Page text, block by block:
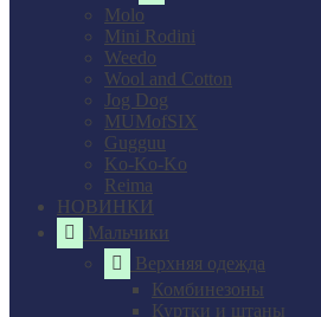
Molo
Mini Rodini
Weedo
Wool and Cotton
Jog Dog
MUMofSIX
Gugguu
Ko-Ko-Ko
Reima
НОВИНКИ
Мальчики
Верхняя одежда
Комбинезоны
Куртки и штаны